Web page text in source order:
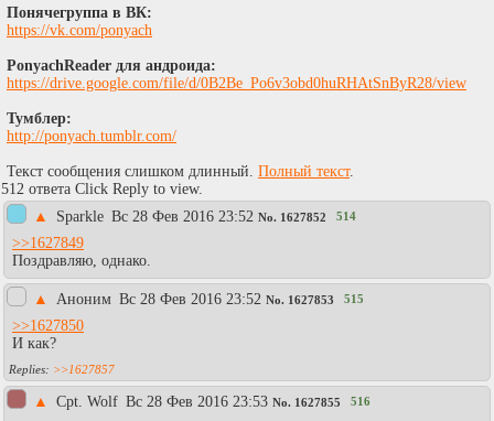
Понячегруппа в ВК:
https://vk.com/ponyach
PonyachReader для андроида:
https://drive.google.com/file/d/0B2Be_Po6v3obd0huRHAtSnByR28/view
Тумблер:
http://ponyach.tumblr.com/
Текст сообщения слишком длинный. Полный текст.
512 ответа Click Reply to view.
▲
Sparkle Вc 28 Фев 2016 23:52 No. 1627852 514
>>1627849
Поздравляю, однако.
▲ Аноним Вc 28 Фев 2016 23:52 No. 1627853 515
>>1627850
И как?
>>1627857
▲ Cpt. Wolf Вc 28 Фев 2016 23:53 No. 1627855 516